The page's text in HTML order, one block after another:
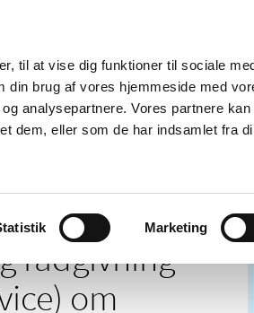
til at vise dig funktioner til sociale
din brug af vores hjemmeside med
analysepartnere. Vores partnere kan
dem, eller som de har indsamlet fra
Marketing
Nyheder Om os Kontakt
Apoteker og salg af
rådgivning
om